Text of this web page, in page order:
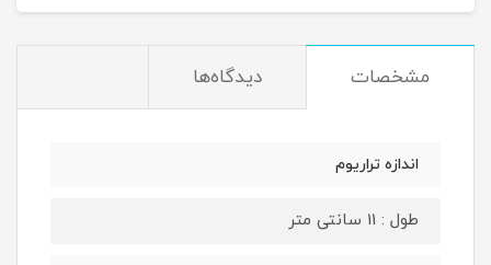
مشخصات دیدگاه‌ها
اندازه تراریوم
طول : 11 سانتی متر